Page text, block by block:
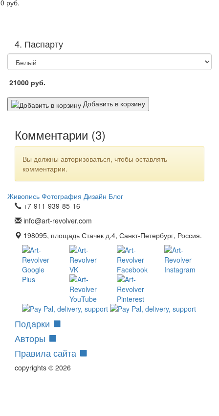
руб.
4. Паспарту
21000 руб.
Добавить в корзину
Комментарии (3)
Вы должны авторизоваться, чтобы оставлять
комментарии.
Живопись Фотография Дизайн Блог
+7-911-939-85-16
info@art-revolver.com
198095, площадь Стачек д.4, Санкт-Петербург, Россия.
Подарки
Авторы
Правила сайта
copyrights © 2026